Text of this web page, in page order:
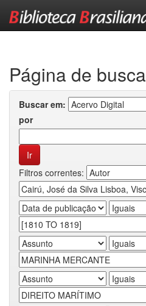
Página de busca
Buscar em:
por
Filtros correntes: